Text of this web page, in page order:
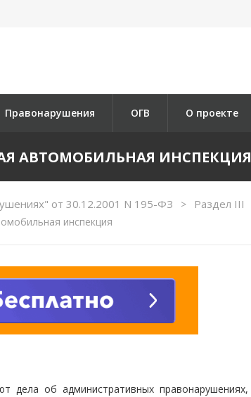
Правонарушения ОГВ О проекте
АВТОМОБИЛЬНАЯ ИНСПЕКЦИЯ
от 30.12.2001 N 195-ФЗ > Раздел III
инспекция
дела об административных правонарушениях,